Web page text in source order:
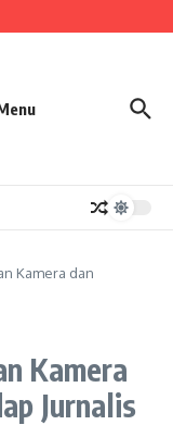
Melancar
Kamera dan
Kamera
Jurnalis